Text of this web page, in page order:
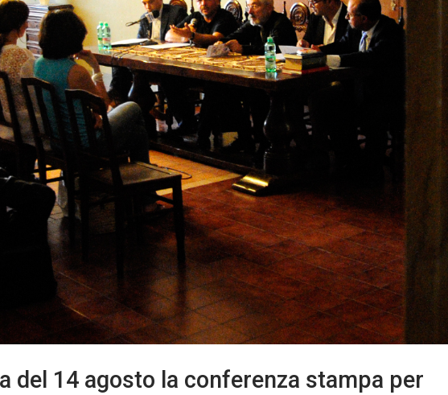
del 14 agosto la conferenza stampa per